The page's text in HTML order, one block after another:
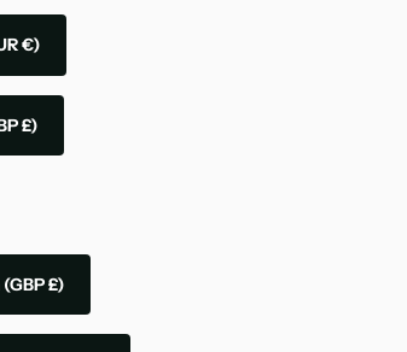
€)
£)
(GBP £)